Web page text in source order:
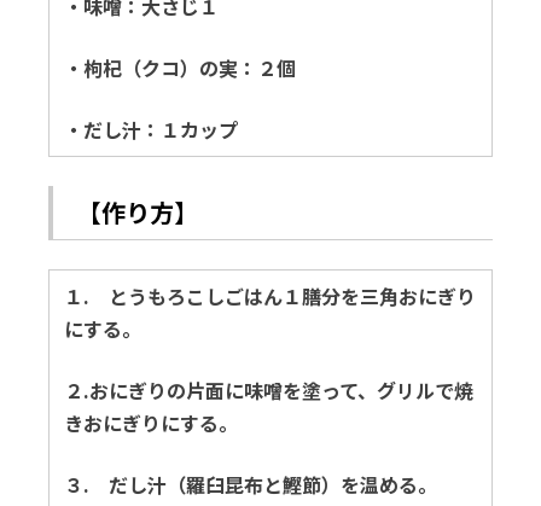
・味噌：大さじ１
・枸杞（クコ）の実：２個
・だし汁：１カップ
【作り方】
１. とうもろこしごはん１膳分を三角おにぎり
にする。
２.おにぎりの片面に味噌を塗って、グリルで焼
きおにぎりにする。
３. だし汁（羅臼昆布と鰹節）を温める。